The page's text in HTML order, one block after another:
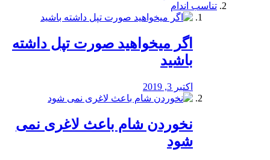
تناسب اندام
اگر میخواهید صورت تپل داشته
باشید
اکتبر 3, 2019
نخوردن شام باعث لاغری نمی
‌شود